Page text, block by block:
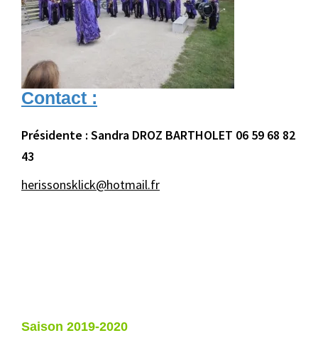
Contact :
Présidente : Sandra DROZ BARTHOLET 06 59 68 82
43
herissonsklick@hotmail.fr
Saison 2019-2020